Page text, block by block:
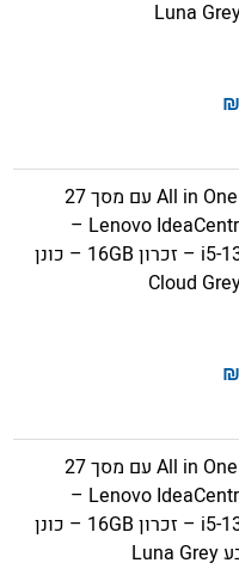
₪
מחשב לנובו All in One עם מסך 27
אינץ Lenovo IdeaCentre AIO i –
מעבד i5-13420H – זכרון 16GB – כונן
₪
מחשב לנובו All in One עם מסך 27
אינץ Lenovo IdeaCentre AIO i –
מעבד i5-13420H – זכרון 16GB – כונן